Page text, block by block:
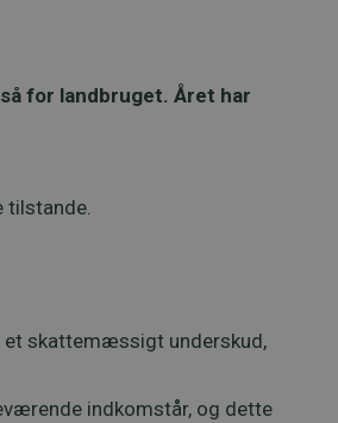
for landbruget. Året har
tilstande.
skattemæssigt underskud,
indkomstår, og dette